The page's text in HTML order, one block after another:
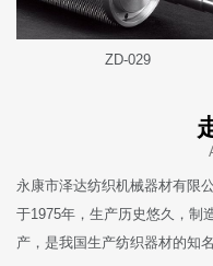
ZD-029
永康市泽达纺织机械器材有限
于1975年，生产历史悠久，制
产，是我国生产纺织器材的知名